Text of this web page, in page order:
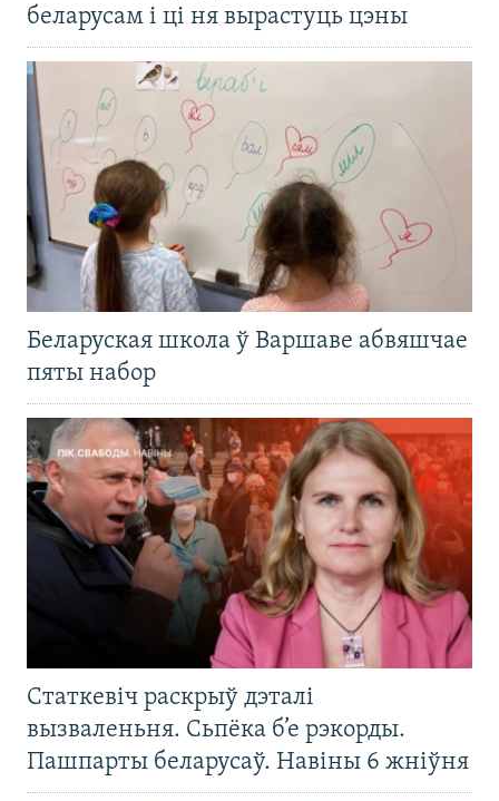
беларусам і ці ня вырастуць цэны
Беларуская школа ў Варшаве абвяшчае
пяты набор
Статкевіч раскрыў дэталі
вызваленьня. Сьпёка б’е рэкорды.
Пашпарты беларусаў. Навіны 6 жніўня